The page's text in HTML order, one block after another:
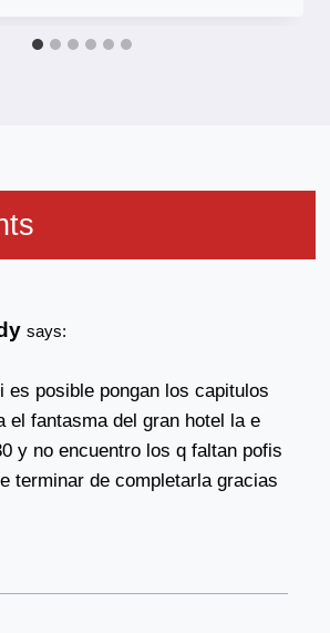
says:
es posible pongan los capitulos
el fantasma del gran hotel la e
y no encuentro los q faltan pofis
terminar de completarla gracias